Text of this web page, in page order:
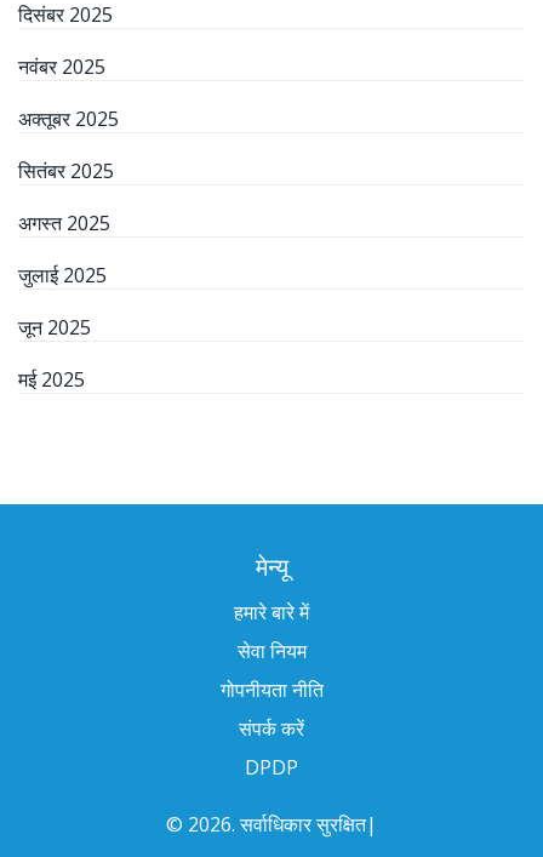
दिसंबर 2025
नवंबर 2025
अक्तूबर 2025
सितंबर 2025
अगस्त 2025
जुलाई 2025
जून 2025
मई 2025
मेन्यू
हमारे बारे में
सेवा नियम
गोपनीयता नीति
संपर्क करें
DPDP
© 2026. सर्वाधिकार सुरक्षित|